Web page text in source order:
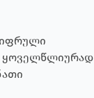
ყოველწლიურად